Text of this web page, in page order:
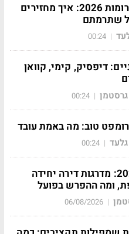
זיכוי מס על תרומות 2026: איך מחזירים
|
00:24
דיפסיק, קימי, קוואן
גרסטמן |
00:24
טוב: מה באמת עובד
|
00:24
מס רכישה 2026: מדרגות דירה יחידה
ומה ההפרש בפועל
|
06/08/2026